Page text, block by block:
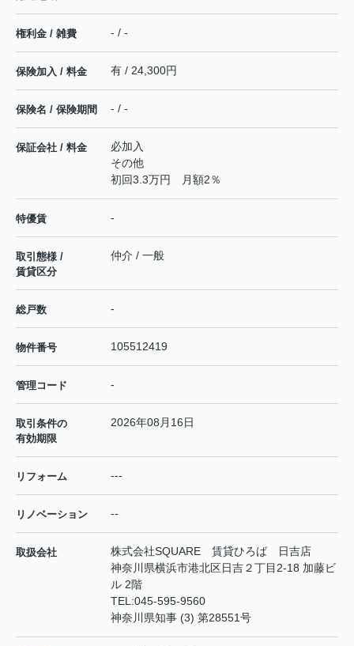
権利金 / 雑費 - / -
保険加入 / 料金 有 / 24,300円
保険名 / 保険期間 - / -
保証会社 / 料金
必加入
その他
初回3.3万円 月額2％
特優賃 -
取引態様 /
賃貸区分
仲介 / 一般
総戸数 -
物件番号 105512419
管理コード -
取引条件の
有効期限
2026年08月16日
リフォーム ---
リノベーション --
取扱会社
株式会社SQUARE 賃貸ひろば 日吉店
神奈川県横浜市港北区日吉２丁目2-18 加藤ビ
ル 2階
TEL:045-595-9560
神奈川県知事 (3) 第28551号